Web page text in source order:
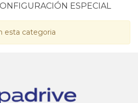
ESPECIAL
esta categoria